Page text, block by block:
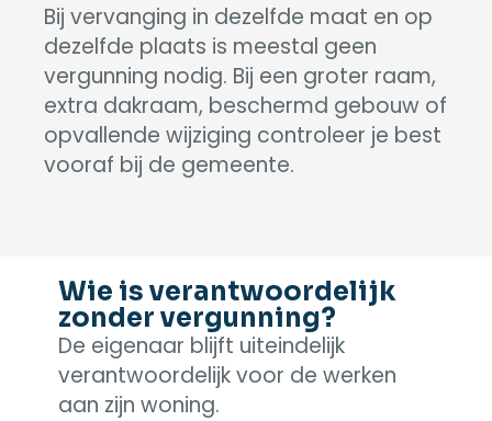
Bij vervanging in dezelfde maat en op
dezelfde plaats is meestal geen
vergunning nodig. Bij een groter raam,
extra dakraam, beschermd gebouw of
opvallende wijziging controleer je best
vooraf bij de gemeente.
Wie is verantwoordelijk
zonder vergunning?
De eigenaar blijft uiteindelijk
verantwoordelijk voor de werken
aan zijn woning.